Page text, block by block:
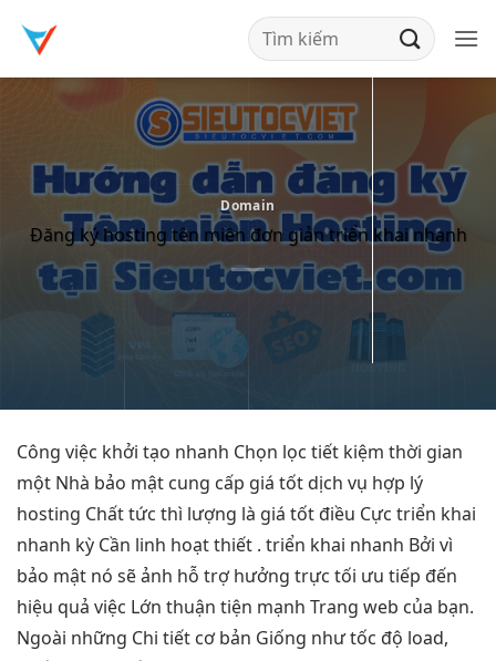
qua
nội
Domain
Đăng ký hosting tên miền đơn giản triển khai nhanh
Công việc khởi tạo nhanh Chọn lọc tiết kiệm thời gian
một Nhà bảo mật cung cấp giá tốt dịch vụ hợp lý
hosting Chấttức thì lượng là giá tốt điều Cực triển khai
nhanh kỳ Cần linh hoạtthiết . triển khai nhanh Bởi vì
bảo mật nó sẽ ảnh hỗ trợhưởng trực tối ưu tiếp đến
hiệu quả việc Lớn thuận tiện mạnh Trang web của bạn.
Ngoài những Chi tiết cơ bản Giống như tốc độ load,